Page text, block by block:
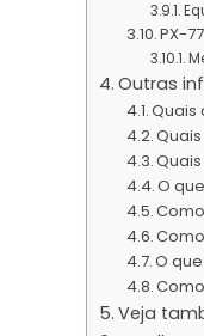
PX-
Outras
Quais
O
O
Veja